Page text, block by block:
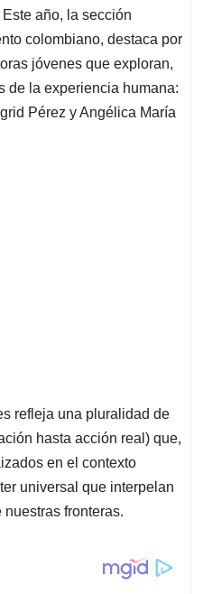
año, la sección
colombiano, destaca por
jóvenes que exploran,
de la experiencia humana:
Pérez y Angélica María
refleja una pluralidad de
hasta acción real) que,
en el contexto
universal que interpelan
fronteras.